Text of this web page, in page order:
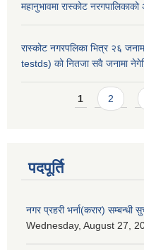
महानुभावमा रास्कोट
रास्कोट नगरपलिका भित्र २६
testds) को नितजा सवै जनामा
Pages1 2
पदपूर्ति
नगर प्रहरी भर्ना(करार) सम्बन्धी
Wednesday, August 27,